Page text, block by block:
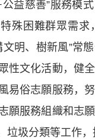
益慈善”服務模
殊困難群眾需
文明、樹新風”常
性文化活動，健
易俗志願服務，
願服務組織和志
圾分類等工作，‌